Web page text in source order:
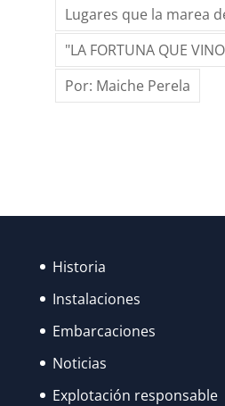
Lugares que la marea
"LA FORTUNA QUE
Por: Maiche Perela
Historia
Instalaciones
Embarcaciones
Noticias
Explotación responsable